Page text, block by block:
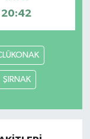
20:42
ŞIRNAK